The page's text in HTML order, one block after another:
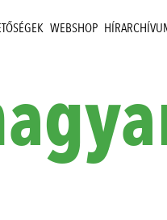
WEBSHOP